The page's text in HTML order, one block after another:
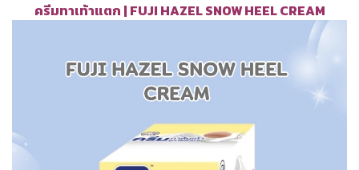
ครีมทาเท้าแตก | FUJI HAZEL SNOW HEEL CREAM